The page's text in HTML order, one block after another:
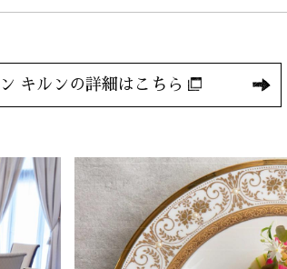
キルンの詳細はこちら